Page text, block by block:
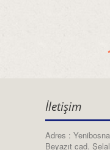
İletişim
Adres :
Beyazıt cad.